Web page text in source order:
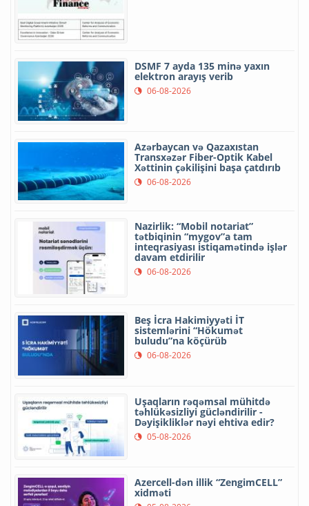
DSMF 7 ayda 135 minə yaxın
elektron arayış verib
06-08-2026
Azərbaycan və Qazaxıstan
Transxəzər Fiber-Optik Kabel
Xəttinin çəkilişini başa çatdırıb
06-08-2026
Nazirlik: “Mobil notariat”
tətbiqinin “mygov”a tam
inteqrasiyası istiqamətində işlər
davam etdirilir
06-08-2026
Beş İcra Hakimiyyəti İT
sistemlərini “Hökumət
buludu”na köçürüb
06-08-2026
Uşaqların rəqəmsal mühitdə
təhlükəsizliyi gücləndirilir -
Dəyişikliklər nəyi ehtiva edir?
05-08-2026
Azercell-dən illik “ZengimCELL”
xidməti